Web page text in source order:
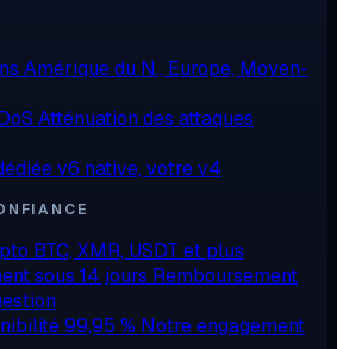
Amérique du N., Europe, Moyen-
Atténuation des attaques
v6 native, votre v4
BTC, XMR, USDT et plus
sous 14 jours Remboursement
99,95 % Notre engagement